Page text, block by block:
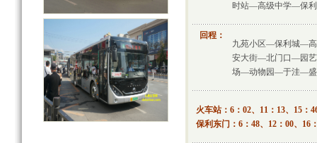
时站—高级中学—保
回程：
九苑小区—保利城—
安大街—北门口—园
场—动物园—于洼—
火车站：6：02、11：13、15：
保利东门：6：48、12：00、16